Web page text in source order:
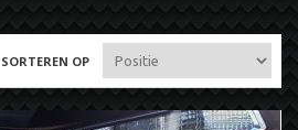
SORTEREN OP